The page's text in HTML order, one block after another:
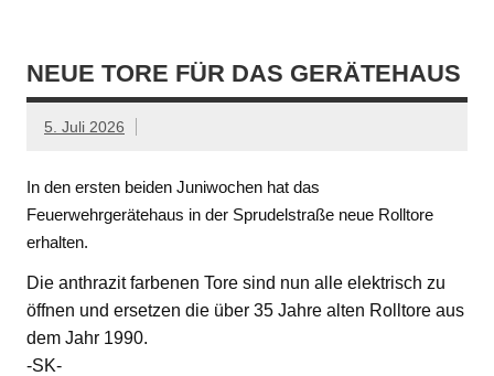
NEUE TORE FÜR DAS GERÄTEHAUS
5. Juli 2026
In den ersten beiden Juniwochen hat das
Feuerwehrgerätehaus in der Sprudelstraße neue Rolltore
erhalten.
Die anthrazit farbenen Tore sind nun alle elektrisch zu
öffnen und ersetzen die über 35 Jahre alten Rolltore aus
dem Jahr 1990.
-SK-